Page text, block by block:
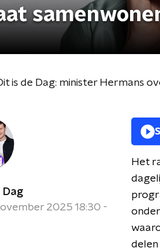
is de Dag: minister Hermans
Dag
2025 18:30 -
Het
delen